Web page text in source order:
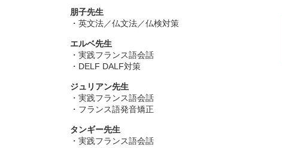
朋子先生
・英文法／仏文法／仏検対策
エルベ先生
・実践フランス語会話
・DELF DALF対策
ジュリアン先生
・実践フランス語会話
・フランス語発音矯正
タンギー先生
・実践フランス語会話